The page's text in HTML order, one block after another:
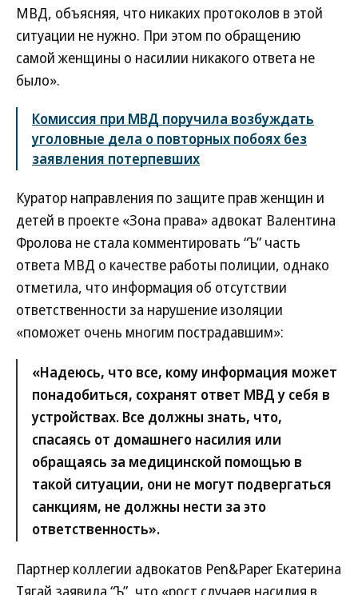
МВД, объясняя, что никаких протоколов в этой
ситуации не нужно. При этом по обращению
самой женщины о насилии никакого ответа не
было».
Комиссия при МВД поручила возбуждать
уголовные дела о повторных побоях без
заявления потерпевших
Куратор направления по защите прав женщин и
детей в проекте «Зона права» адвокат Валентина
Фролова не стала комментировать “Ъ” часть
ответа МВД о качестве работы полиции, однако
отметила, что информация об отсутствии
ответственности за нарушение изоляции
«поможет очень многим пострадавшим»:
«Надеюсь, что все, кому информация может
понадобиться, сохранят ответ МВД у себя в
устройствах. Все должны знать, что,
спасаясь от домашнего насилия или
обращаясь за медицинской помощью в
такой ситуации, они не могут подвергаться
санкциям, не должны нести за это
ответственность».
Партнер коллегии адвокатов Pen&Paper Екатерина
Тягай заявила “Ъ”, что «рост случаев насилия в